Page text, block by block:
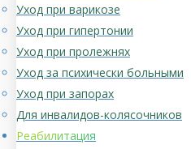
Уход при варикозе
Уход при гипертонии
Уход при пролежнях
Уход за психически больными
Уход при запорах
Для инвалидов-колясочников
Реабилитация